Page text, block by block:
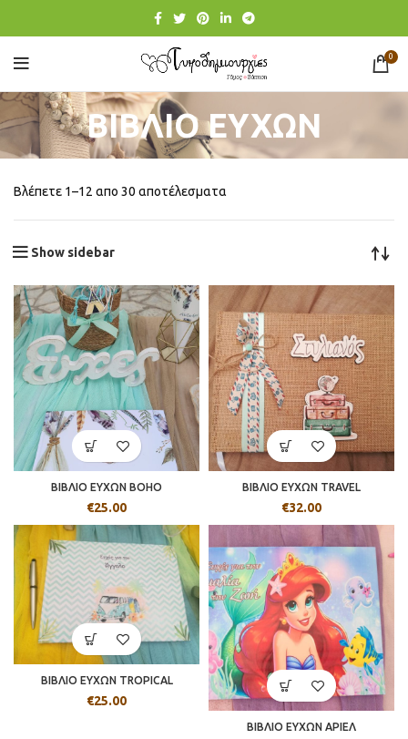
0
ΒΙΒΛΙΟ ΕΥΧΩΝ
Βλέπετε 1–12 απο 30 αποτέλεσματα
Show sidebar
ΒΙΒΛΙΟ ΕΥΧΩΝ BOHO
€25.00
ΒΙΒΛΙΟ ΕΥΧΩΝ TRAVEL
€32.00
ΒΙΒΛΙΟ ΕΥΧΩΝ TROPICAL
€25.00
ΒΙΒΛΙΟ ΕΥΧΩΝ ΑΡΙΕΛ